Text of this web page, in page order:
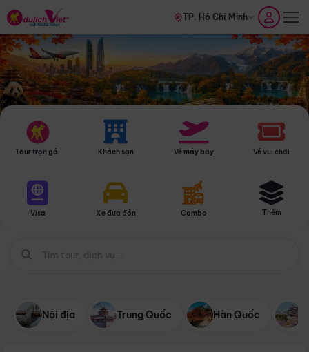
TP. Hồ Chí Minh
Tour trọn gói Khách sạn Vé máy bay Vé vui chơi
Visa Xe đưa đón Combo Thêm
Nội địa Trung Quốc Hàn Quốc